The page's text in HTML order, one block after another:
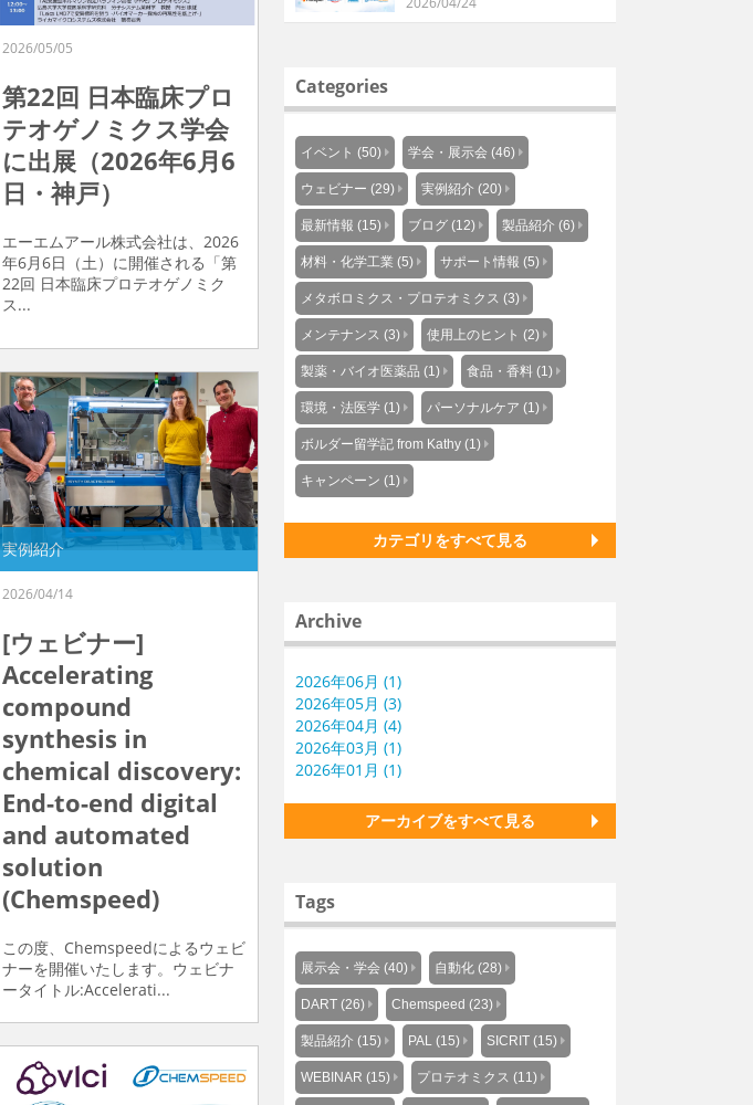
2026/05/05
第22回 日本臨床プロ
テオゲノミクス学会
に出展（2026年6月6
日・神戸）
エーエムアール株式会社は、2026
年6月6日（土）に開催される「第
22回 日本臨床プロテオゲノミク
ス...
実例紹介
2026/04/14
[ウェビナー]
Accelerating
compound
synthesis in
chemical discovery:
End-to-end digital
and automated
solution
(Chemspeed)
この度、Chemspeedによるウェビ
ナーを開催いたします。ウェビナ
ータイトル:Accelerati...
Categories
イベント (50) 学会・展示会 (46)
ウェビナー (29) 実例紹介 (20)
最新情報 (15) ブログ (12) 製品紹介 (6)
材料・化学工業 (5) サポート情報 (5)
メタボロミクス・プロテオミクス (3)
メンテナンス (3) 使用上のヒント (2)
製薬・バイオ医薬品 (1) 食品・香料 (1)
環境・法医学 (1) パーソナルケア (1)
ボルダー留学記 from Kathy (1)
キャンペーン (1)
カテゴリをすべて見る
Archive
2026年06月 (1)
2026年05月 (3)
2026年04月 (4)
2026年03月 (1)
2026年01月 (1)
アーカイブをすべて見る
Tags
展示会・学会 (40) 自動化 (28)
DART (26) Chemspeed (23)
製品紹介 (15) PAL (15) SICRIT (15)
WEBINAR (15) プロテオミクス (11)